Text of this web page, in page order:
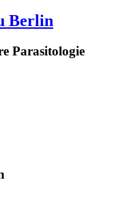
Berlin
Parasitologie